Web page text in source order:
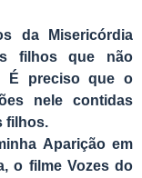
da Misericórdia
filhos que não
É preciso que o
nele contidas
filhos.
Aparição em
o filme Vozes do